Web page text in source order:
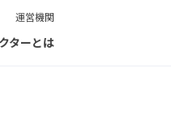
運営機関
ターとは